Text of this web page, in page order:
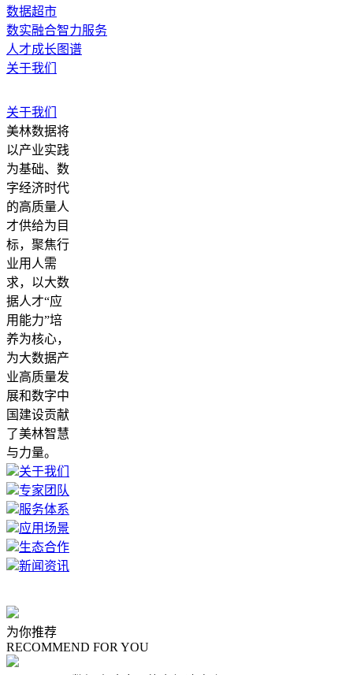
数据超市
数实融合智力服务
人才成长图谱
关于我们
关于我们
美林数据将
以产业实践
为基础、数
字经济时代
的高质量人
才供给为目
标，聚焦行
业用人需
求，以大数
据人才“应
用能力”培
养为核心，
为大数据产
业高质量发
展和数字中
国建设贡献
了美林智慧
与力量。
关于我们
专家团队
服务体系
应用场景
生态合作
新闻资讯
为你推荐
RECOMMEND FOR YOU